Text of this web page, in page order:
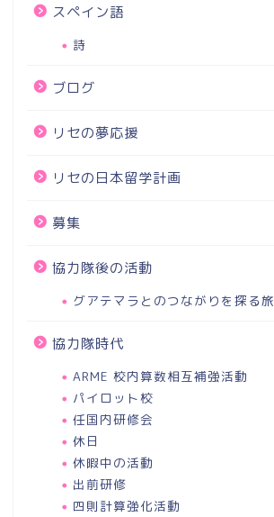
スペイン語
詩
ブログ
リセの夢応援
リセの日本留学計画
募集
協力隊後の活動
グアテマラとのつながりを探る旅
協力隊時代
ARME 校内算数相互補強活動
パイロット校
任国内研修会
休日
休暇中の活動
出前研修
四則計算強化活動